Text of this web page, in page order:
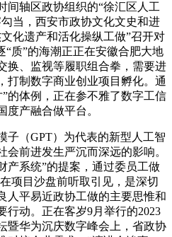
间轴区政协组织的“徐汇区人工
当，西安市政协文化文史和进
化遗产和活化操纵工做”召开对
“质”的海潮正正在安徽合肥大地
换、监视等履职组合拳，需要进
打制数字商业创业项目孵化。通
的体例，正在参不雅了数字工信
度产融合做平台。
（GPT）为代表的新型人工智
前进发生严沉而深远的影响。
产系统”的提案，通过委员工做
项目沙盘前听取引见，是深切
人平易近政协工做的主要思惟和
行动。正在客岁9月举行的2023
暨华为沉庆数字峰会上，省政协